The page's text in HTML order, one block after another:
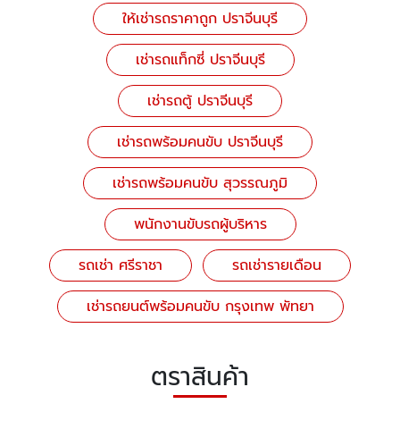
ให้เช่ารถราคาถูก ปราจีนบุรี
เช่ารถแท็กซี่ ปราจีนบุรี
เช่ารถตู้ ปราจีนบุรี
เช่ารถพร้อมคนขับ ปราจีนบุรี
เช่ารถพร้อมคนขับ สุวรรณภูมิ
พนักงานขับรถผู้บริหาร
รถเช่า ศรีราชา
รถเช่ารายเดือน
เช่ารถยนต์พร้อมคนขับ กรุงเทพ พัทยา
ตราสินค้า